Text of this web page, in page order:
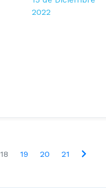
2022
18 19 20 21